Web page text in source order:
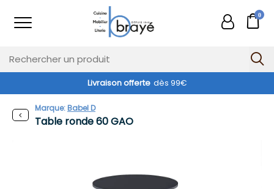
0
Livraison offerte dès 99€
Table ronde 60 GAO
Marque:Babel D